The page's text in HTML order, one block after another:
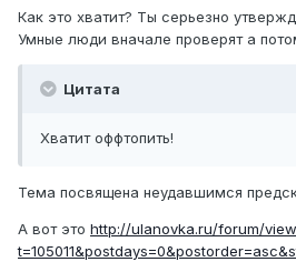
Как это хватит? Ты серьезно
Умные люди вначале проверят а
Цитата
Хватит оффтопить!
Тема посвящена неудавшимся
А вот это http://ulanovka.ru/forum/